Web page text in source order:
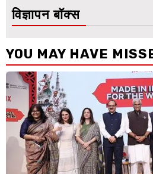
विज्ञापन बॉक्स
YOU MAY HAVE